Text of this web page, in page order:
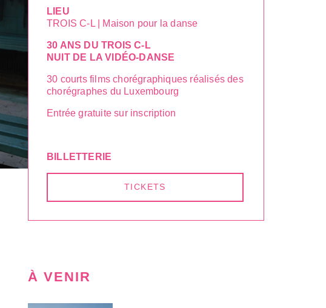
LIEU
TROIS C-L | Maison pour la danse
30 ANS DU TROIS C-L
NUIT DE LA VIDÉO-DANSE
30 courts films chorégraphiques réalisés des
chorégraphes du Luxembourg
Entrée gratuite sur inscription
BILLETTERIE
TICKETS
À VENIR